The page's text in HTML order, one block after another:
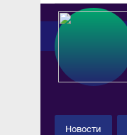
Новости